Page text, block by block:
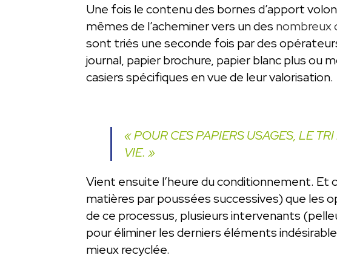
Une fois le contenu des bornes d’apport
mêmes de l’acheminer vers un des nombreux
sont triés une seconde fois par des
journal, papier brochure, papier blanc plus
casiers spécifiques en vue de leur valorisation.
« POUR CES PAPIERS USAGES, LE
VIE. »
Vient ensuite l’heure du conditionnement. Et
matières par poussées successives) que les
de ce processus, plusieurs intervenants
pour éliminer les derniers éléments
mieux recyclée.